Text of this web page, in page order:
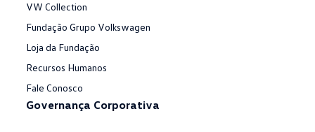
VW Collection
Fundação Grupo Volkswagen
Loja da Fundação
Recursos Humanos
Fale Conosco
Governança Corporativa